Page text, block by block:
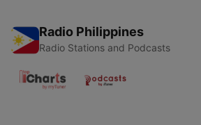
Radio Philippines
Radio Stations and Podcasts